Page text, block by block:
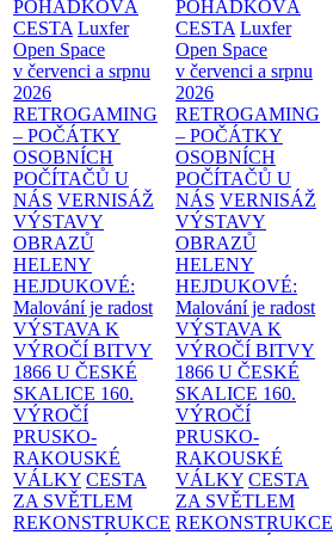
POHÁDKOVÁ
CESTA Luxfer
Open Space
v červenci a srpnu
2026
RETROGAMING
– POČÁTKY
OSOBNÍCH
POČÍTAČŮ U
NÁS VERNISÁŽ
VÝSTAVY
OBRAZŮ
HELENY
HEJDUKOVÉ:
Malování je radost
VÝSTAVA K
VÝROČÍ BITVY
1866 U ČESKÉ
SKALICE 160.
VÝROČÍ
PRUSKO-
RAKOUSKÉ
VÁLKY CESTA
ZA SVĚTLEM
REKONSTRUKCE
POHÁDKOVÁ
CESTA Luxfer
Open Space
v červenci a srpnu
2026
RETROGAMING
– POČÁTKY
OSOBNÍCH
POČÍTAČŮ U
NÁS VERNISÁŽ
VÝSTAVY
OBRAZŮ
HELENY
HEJDUKOVÉ:
Malování je radost
VÝSTAVA K
VÝROČÍ BITVY
1866 U ČESKÉ
SKALICE 160.
VÝROČÍ
PRUSKO-
RAKOUSKÉ
VÁLKY CESTA
ZA SVĚTLEM
REKONSTRUKCE